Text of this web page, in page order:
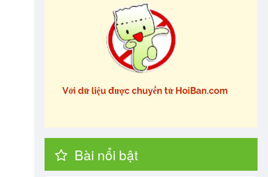
Bài nổi bật